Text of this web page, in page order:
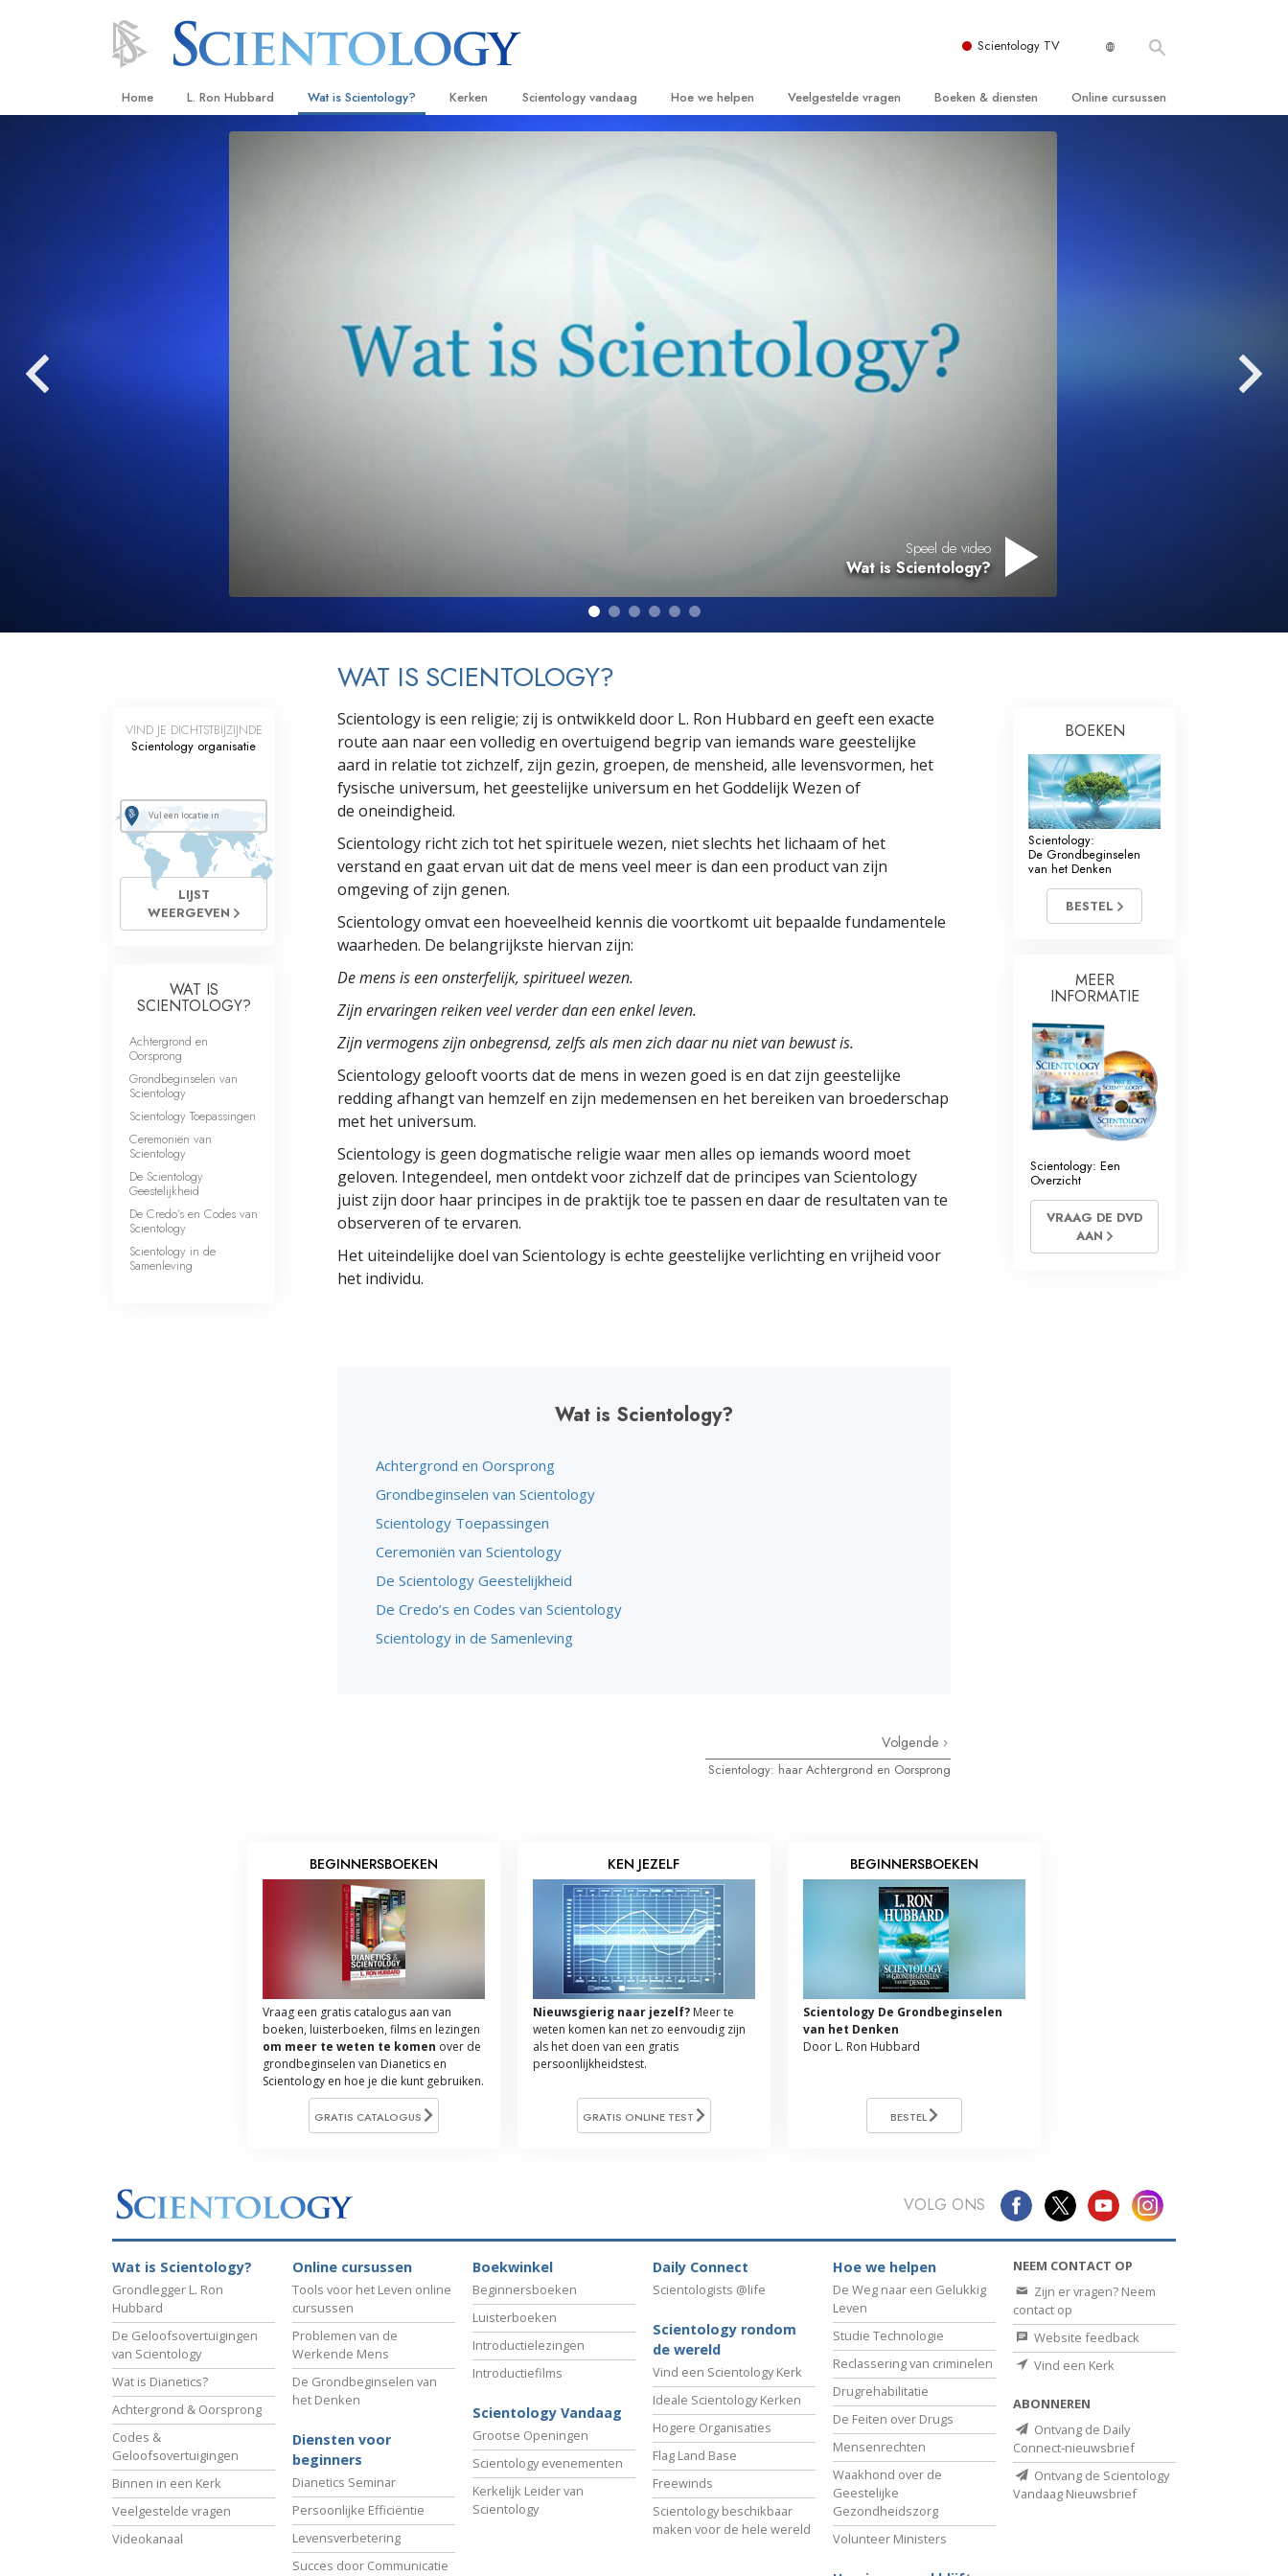
Scientology TV
Home L. Ron Hubbard Wat is Scientology?
De Grondbeginselen van Scientology
Kerken
Scientology beschikbaar maken voor de
hele wereld
Scientology vandaag Hoe we helpen
United for Human Rights
Citizens Commission on Human Rights
Veelgestelde vragen Boeken & diensten Online cursussen
Integriteit en Eerlijkheid
Hulpmiddelen bij het Dagelijks Werk
Ethiek en de Condities
De Grondslagen van Public Relations
Taakstellingen en Doelen
De Technologie van Studeren
Speel de video
Wat is Scientology?
WAT IS SCIENTOLOGY?
Scientology is een religie; zij is ontwikkeld door L. Ron Hubbard en geeft een exacte
route aan naar een volledig en overtuigend begrip van iemands ware geestelijke
aard in relatie tot zichzelf, zijn gezin, groepen, de mensheid, alle levensvormen, het
fysische universum, het geestelijke universum en het Goddelijk Wezen of
de oneindigheid.
Scientology richt zich tot het spirituele wezen, niet slechts het lichaam of het
verstand en gaat ervan uit dat de mens veel meer is dan een product van zijn
omgeving of zijn genen.
Scientology omvat een hoeveelheid kennis die voortkomt uit bepaalde fundamentele
waarheden. De belangrijkste hiervan zijn:
De mens is een onsterfelijk, spiritueel wezen.
Zijn ervaringen reiken veel verder dan een enkel leven.
Zijn vermogens zijn onbegrensd, zelfs als men zich daar nu niet van bewust is.
Scientology gelooft voorts dat de mens in wezen goed is en dat zijn geestelijke
redding afhangt van hemzelf en zijn medemensen en het bereiken van broederschap
met het universum.
Scientology is geen dogmatische religie waar men alles op iemands woord moet
geloven. Integendeel, men ontdekt voor zichzelf dat de principes van Scientology
juist zijn door haar principes in de praktijk toe te passen en daar de resultaten van te
observeren of te ervaren.
Het uiteindelijke doel van Scientology is echte geestelijke verlichting en vrijheid voor
het individu.
Wat is Scientology?
Achtergrond en Oorsprong
Grondbeginselen van Scientology
Scientology Toepassingen
Ceremoniën van Scientology
De Scientology Geestelijkheid
De Credo’s en Codes van Scientology
Scientology in de Samenleving
Volgende
Scientology: haar Achtergrond en Oorsprong
VIND JE DICHTSTBIJZIJNDE
Scientology organisatie
LIJST
WEERGEVEN
WAT IS
SCIENTOLOGY?
Achtergrond en
Oorsprong
Grondbeginselen van
Scientology
Scientology Toepassingen
Ceremoniën van
Scientology
De Scientology
Geestelijkheid
De Credo’s en Codes van
Scientology
Scientology in de
Samenleving
BOEKEN
Scientology:
De Grondbeginselen
van het Denken
BESTEL
MEER
INFORMATIE
Scientology: Een
Overzicht
VRAAG DE DVD
AAN
BEGINNERSBOEKEN
Vraag een gratis catalogus aan van
boeken, luisterboeken, films en lezingen
om meer te weten te komen over de
grondbeginselen van Dianetics en
Scientology en hoe je die kunt gebruiken.
GRATIS CATALOGUS
KEN JEZELF
Nieuwsgierig naar jezelf?Meer te
weten komen kan net zo eenvoudig zijn
als het doen van een gratis
persoonlijkheidstest.
GRATIS ONLINE TEST
BEGINNERSBOEKEN
Scientology De Grondbeginselen
van het Denken
Door L. Ron Hubbard
BESTEL
VOLG ONS
Wat is Scientology?
Grondlegger L. Ron
Hubbard
De Geloofsovertuigingen
van Scientology
Wat is Dianetics?
Achtergrond & Oorsprong
Codes &
Geloofsovertuigingen
Binnen in een Kerk
Veelgestelde vragen
Videokanaal
Online cursussen
Tools voor het Leven online
cursussen
Problemen van de
Werkende Mens
De Grondbeginselen van
het Denken
Diensten voor
beginners
Dianetics Seminar
Persoonlijke Efficiëntie
Levensverbetering
Succes door Communicatie
Boekwinkel
Beginnersboeken
Luisterboeken
Introductielezingen
Introductiefilms
Scientology Vandaag
Grootse Openingen
Scientology evenementen
Kerkelijk Leider van
Scientology
Daily Connect
Scientologists @life
Scientology rondom
de wereld
Vind een Scientology Kerk
Ideale Scientology Kerken
Hogere Organisaties
Flag Land Base
Freewinds
Scientology beschikbaar
maken voor de hele wereld
Hoe we helpen
De Weg naar een Gelukkig
Leven
Studie Technologie
Reclassering van criminelen
Drugrehabilitatie
De Feiten over Drugs
Mensenrechten
Waakhond over de
Geestelijke
Gezondheidszorg
Volunteer Ministers
NEEM CONTACT OP
Zijn er vragen? Neem
contact op
Website feedback
Vind een Kerk
ABONNEREN
Ontvang de Daily
Connect-nieuwsbrief
Ontvang de Scientology
Vandaag Nieuwsbrief